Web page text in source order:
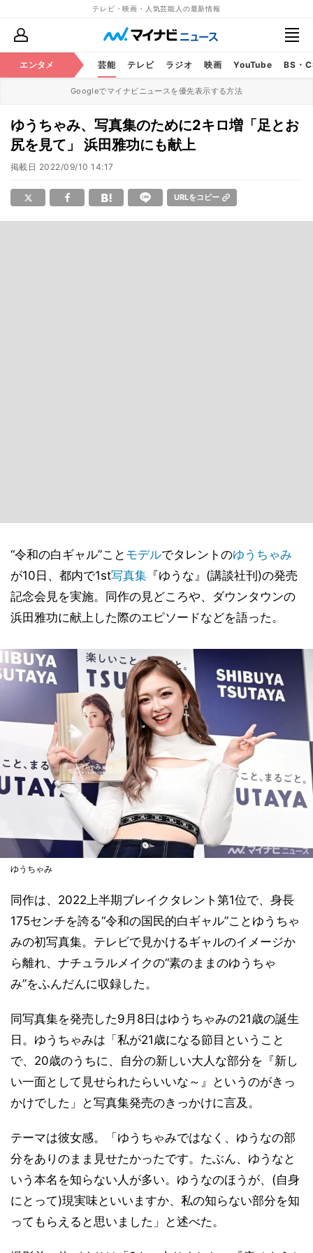
テレビ・映画・人気芸能人の最新情報
エンタメ 芸能 テレビ ラジオ 映画 YouTube BS・
Googleでマイナビニュースを優先表示する方法
ゆうちゃみ、写真集のために2キロ増「足とお
尻を見て」 浜田雅功にも献上
掲載日 2022/09/10 14:17
URLをコピー
“令和の白ギャル”こと モデルでタレントのゆうちゃみ
が10日、都内で1st写真集 『ゆうな』(講談社刊)の発売
記念会見を実施。同作の見どころや、ダウンタウンの
浜田雅功に献上した際のエピソードなどを語った。
ゆうちゃみ
同作は、2022上半期ブレイクタレント第1位で、身長
175センチを誇る“令和の国民的白ギャル”ことゆうちゃ
みの初写真集。テレビで見かけるギャルのイメージか
ら離れ、ナチュラルメイクの“素のままのゆうちゃ
み”をふんだんに収録した。
同写真集を発売した9月8日はゆうちゃみの21歳の誕生
日。ゆうちゃみは「私が21歳になる節目ということ
で、20歳のうちに、自分の新しい大人な部分を『新し
い一面として見せられたらいいな～』というのがきっ
かけでした」と写真集発売のきっかけに言及。
テーマは彼女感。「ゆうちゃみではなく、ゆうなの部
分をありのまま見せたかったです。たぶん、ゆうなと
いう本名を知らない人が多い。ゆうなのほうが、(自身
にとって)現実味といいますか、私の知らない部分を知
ってもらえると思いました」と述べた。